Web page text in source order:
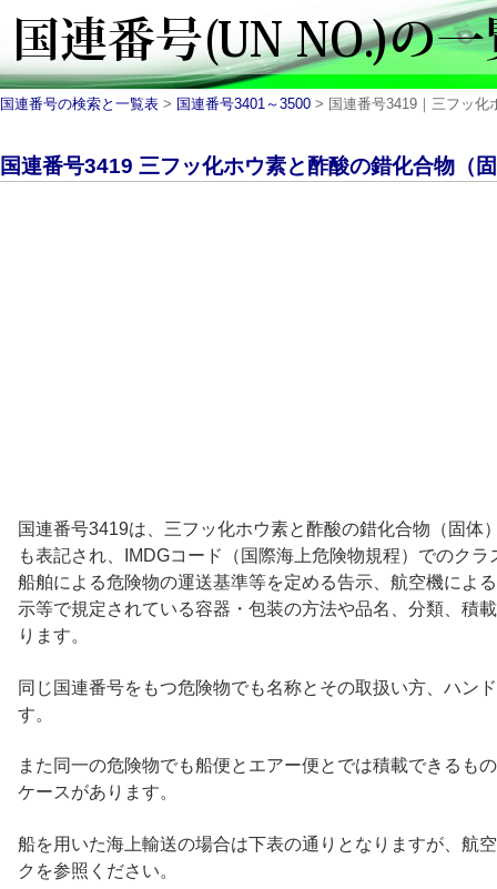
国連番号の検索と一覧表 > 国連番号3401～3500 > 国連番号3419｜三フッ化
国連番号3419 三フッ化ホウ素と酢酸の錯化合物（
国連番号3419は、三フッ化ホウ素と酢酸の錯化合物（固体
も表記され、IMDGコード（国際海上危険物規程）でのク
船舶による危険物の運送基準等を定める告示、航空機によ
示等で規定されている容器・包装の方法や品名、分類、積
ります。
同じ国連番号をもつ危険物でも名称とその取扱い方、ハン
す。
また同一の危険物でも船便とエアー便とでは積載できるも
ケースがあります。
船を用いた海上輸送の場合は下表の通りとなりますが、航
クを参照ください。